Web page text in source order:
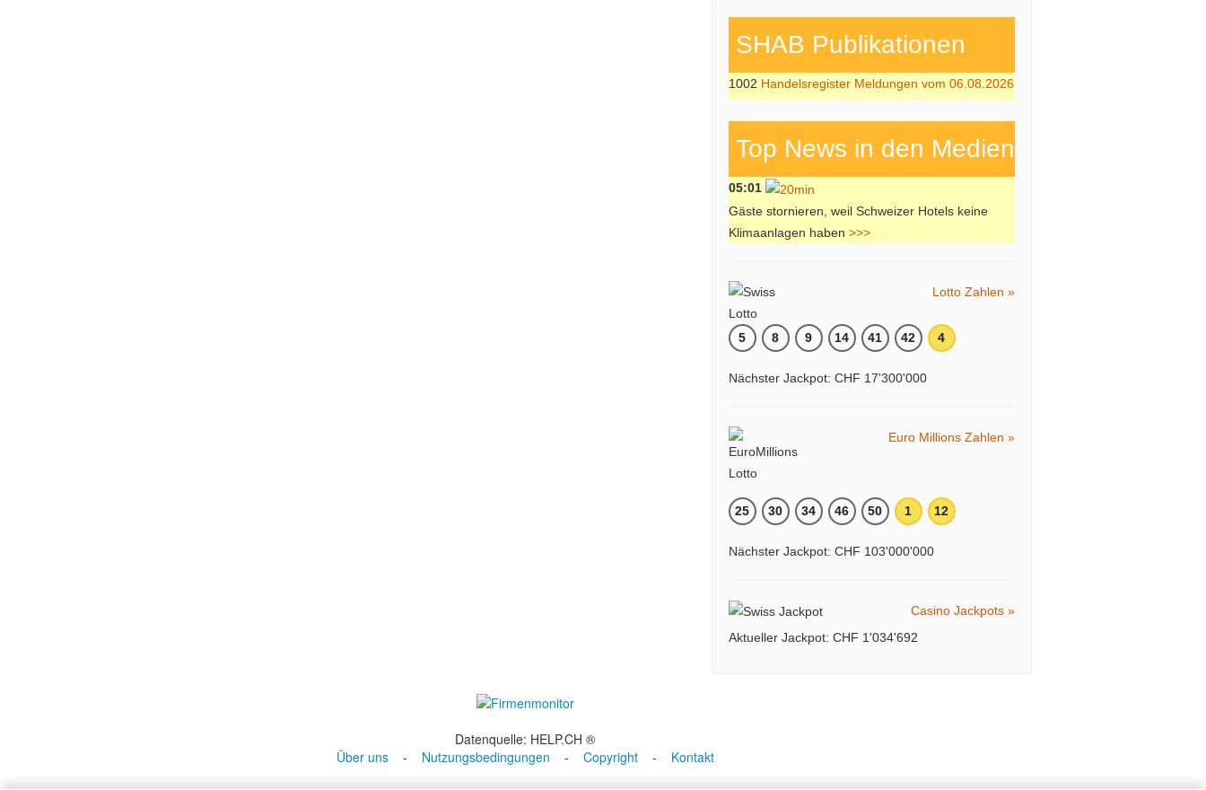
SHAB Publi­kati­onen
1002 Handelsregister Meldungen vom 06.08.2026
Top News in den Medien
05:01
Gäste stornieren, weil Schweizer Hotels keine
Klimaanlagen haben >>>
Lotto Zahlen »
5 8 9 14 41 42 4
Nächster Jackpot: CHF 17'300'000
Euro Millions Zahlen »
25 30 34 46 50 1 12
Nächster Jackpot: CHF 103'000'000
Casino Jackpots »
Aktueller Jackpot: CHF 1'034'692
Datenquelle: HELP.CH ®
Über uns- Nutzungsbedingungen - Copyright- Kontakt